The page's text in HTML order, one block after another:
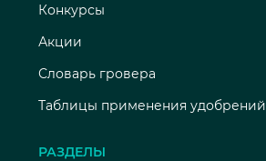
Конкурсы
Акции
Словарь гровера
Таблицы применения удобрений
РАЗДЕЛЫ